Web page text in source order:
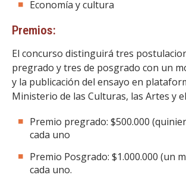
Economía y cultura
Premios:
El concurso distinguirá tres
pregrado y tres de posgrado con un
y la publicación del ensayo en
Ministerio de las Culturas, las Artes y
Premio pregrado: $500.000
cada uno
Premio Posgrado: $1.000.000 (un
cada uno.